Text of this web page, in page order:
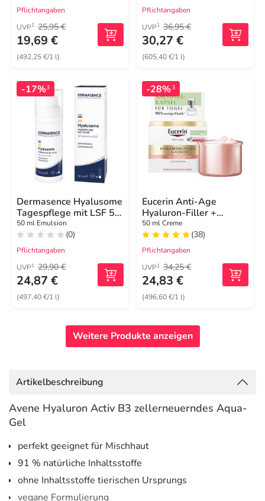
Pflichtangaben
UVP1 25,95 €
19,69 €
(492,25 €/1 l)
Pflichtangaben
UVP1 36,95 €
30,27 €
(605,40 €/1 l)
-17%3
Dermasence Hyalusome
Tagespflege mit LSF 50
Emuls.
50 ml Emulsion
(0)
Pflichtangaben
UVP1 29,90 €
24,87 €
(497,40 €/1 l)
-28%3
Eucerin Anti-Age
Hyaluron-Filler +
Elasticity Rose LSF 30
50 ml Creme
(38)
Pflichtangaben
UVP1 34,25 €
24,83 €
(496,60 €/1 l)
Weitere Produkte anzeigen
Artikelbeschreibung
Avene Hyaluron Activ B3 zellerneuerndes Aqua-
Gel
perfekt geeignet für Mischhaut
91 % natürliche Inhaltsstoffe
ohne Inhaltsstoffe tierischen Ursprungs
vegane Formulierung